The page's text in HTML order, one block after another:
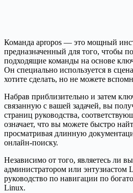
Команда apropos — это мощный
предназначенный для того, чтобы
подходящие команды на основе
Он специально используется в
хотите сделать, но не можете
Набрав приблизительно и затем
связанную с вашей задачей, вы
страниц руководства,
означает, что вы можете быстро
просматривая длинную
онлайн-поиску.
Независимо от того, являетесь ли
администратором или энтузиастом
руководство по навигации по
Linux.